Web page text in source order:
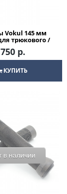
Vokul 145 мм
трюкового /
/ детского
самоката
750 р.
КУПИТЬ
в наличии